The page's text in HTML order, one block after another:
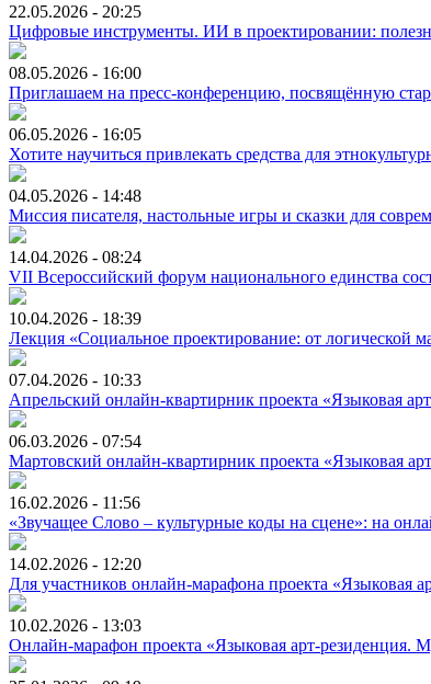
22.05.2026 - 20:25
Цифровые инструменты. ИИ в проектировании:
08.05.2026 - 16:00
Приглашаем на пресс-конференцию, посвящённую
06.05.2026 - 16:05
Хотите научиться привлекать средства для
04.05.2026 - 14:48
Миссия писателя, настольные игры и сказки для
14.04.2026 - 08:24
VII Всероссийский форум национального единства
10.04.2026 - 18:39
Лекция «Социальное проектирование: от логической
07.04.2026 - 10:33
Апрельский онлайн-квартирник проекта «Языковая
06.03.2026 - 07:54
Мартовский онлайн-квартирник проекта «Языковая
16.02.2026 - 11:56
«Звучащее Слово – культурные коды на сцене»: на
14.02.2026 - 12:20
Для участников онлайн-марафона проекта «Языковая
10.02.2026 - 13:03
Онлайн-марафон проекта «Языковая арт-резиденция.